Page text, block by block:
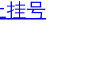
挂号